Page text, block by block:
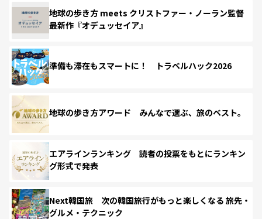
地球の歩き方 meets クリストファー・ノーラン監督
最新作『オデュッセイア』
準備も滞在もスマートに！ トラベルハック2026
地球の歩き方アワード みんなで選ぶ、旅のベスト。
エアラインランキング 読者の投票をもとにランキン
グ形式で発表
Next韓国旅 次の韓国旅行がもっと楽しくなる 旅先・
グルメ・テクニック